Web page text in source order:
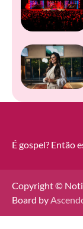
É gospel? Então
Copyright ©
Board by